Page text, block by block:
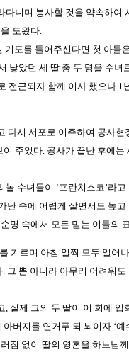
니며 봉사할 것을 약속하여
도왔다.
도를 들어주신다면 첫 아들
낳았던 세 딸 중 두 명을 수녀
전근되자 함께 이사 했으나 1
시 서포로 이주하여 공사현
주었다. 공사가 끝난 후에는
수녀들이 ‘프란치스코’라
난 속에 어렵게 살면서도 높
명 속에서 모든 믿는 이들의
기르며 아침 일찍 모두 일어
그 뿐 아니라 아무리 어려워
실제 그의 두 딸이 이 회에 입
버지를 연거푸 되 뇌이자 ‘예
짐 없이 딸의 영혼을 하느님